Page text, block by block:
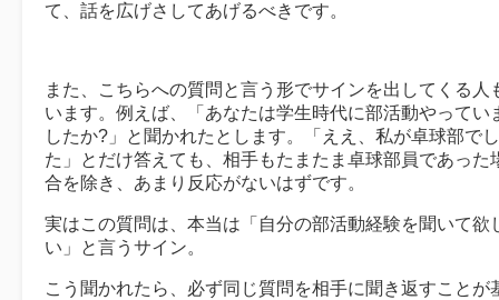
て、話を広げさしてあげるべきです。
また、こちらへの質問と言う形でサインを出してくる人
います。例えば、「あなたは学生時代に部活動やってい
したか?」と聞かれたとします。「ええ、私が卓球部でし
た」とだけ答えても、相手もたまたま卓球部員であった
合を除き、あまり反応がないはずです。
実はこの質問は、本当は「自分の部活動経験を聞いて欲
い」と言うサイン。
こう聞かれたら、必ず同じ質問を相手に聞き返すことが